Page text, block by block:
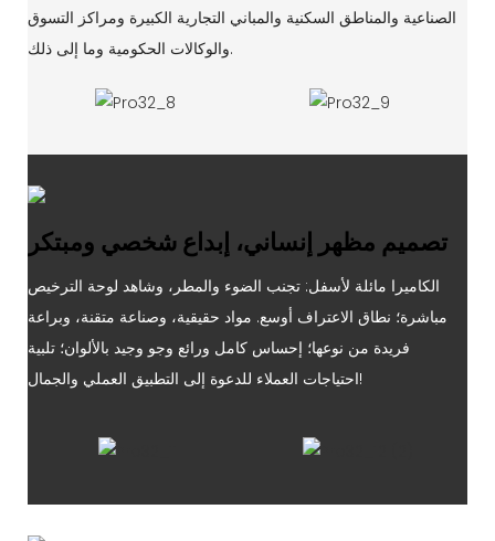
الصناعية والمناطق السكنية والمباني التجارية الكبيرة ومراكز التسوق
والوكالات الحكومية وما إلى ذلك.
تصميم مظهر إنساني، إبداع شخصي ومبتكر
الكاميرا مائلة لأسفل: تجنب الضوء والمطر، وشاهد لوحة الترخيص
مباشرة؛ نطاق الاعتراف أوسع. مواد حقيقية، وصناعة متقنة، وبراعة
فريدة من نوعها؛ إحساس كامل ورائع وجو وجيد بالألوان؛ تلبية
احتياجات العملاء للدعوة إلى التطبيق العملي والجمال!